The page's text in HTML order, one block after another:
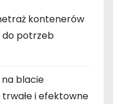
kontenerów
do potrzeb
blacie
i efektowne